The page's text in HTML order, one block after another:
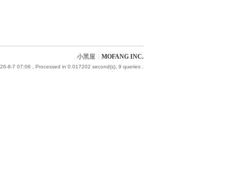
小黑屋 MOFANG INC.
8-7 07:06 , Processed in 0.017202 second(s), 9 queries .